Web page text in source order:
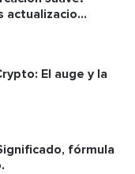
actualizacio...
El auge y la
fórmula